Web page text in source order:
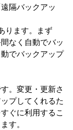
隔バックアッ
ります。まず
なく自動でバッ
でバックアップ
。変更・更新さ
プしてくれるた
ぐに利用するこ
す。